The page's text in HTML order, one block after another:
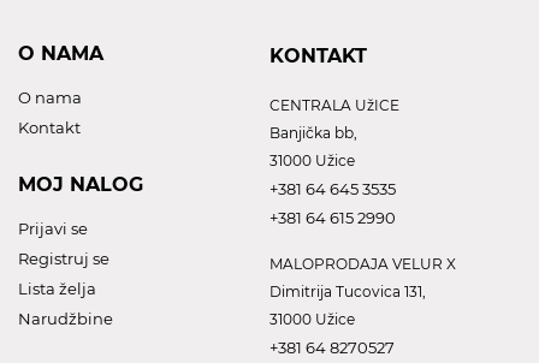
O NAMA
O nama
Kontakt
MOJ NALOG
Prijavi se
Registruj se
Lista želja
Narudžbine
KONTAKT
CENTRALA UžICE
Banjička bb,
31000 Užice
+381 64 645 3535
+381 64 615 2990
MALOPRODAJA VELUR X
Dimitrija Tucovica 131,
31000 Užice
+381 64 8270527